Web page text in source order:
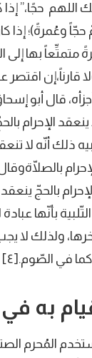
اللهم حجًا،”
وعُمرةً)؛ إذا
متمتِّعاً بها إلى
قارناً،إن اقتصر
قال أبو
الإحرام
ذلك أنّه لا
بالحجّ
بأنّها
ولذلك لا
كما في الصّوم.[٤]
به في
المُحرم